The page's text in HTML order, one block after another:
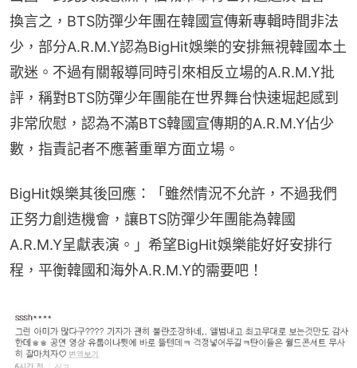
換言之，BTS防彈少年團在韓國宣傳新專輯時間非法
少，部分A.R.M.Y認為BigHit娛樂的安排無視韓國本土
歌迷。不過有關報導同時引來相反立場的A.R.M.Y批
評，稱對BTS防彈少年團能在世界舞台快速堀起感到
非常欣慰，認為不滿BTS韓國宣傳期的A.R.M.Y佔少
數，指責記者不應著重單方面立場。
BigHit娛樂其後回應：「雖然情況不允許，不過我們
正努力創造機會，讓BTS防彈少年團能為韓國
A.R.M.Y呈獻表演。」希望BigHit娛樂能好好安排行
程，平衡韓國和海外A.R.M.Y的需要吧！